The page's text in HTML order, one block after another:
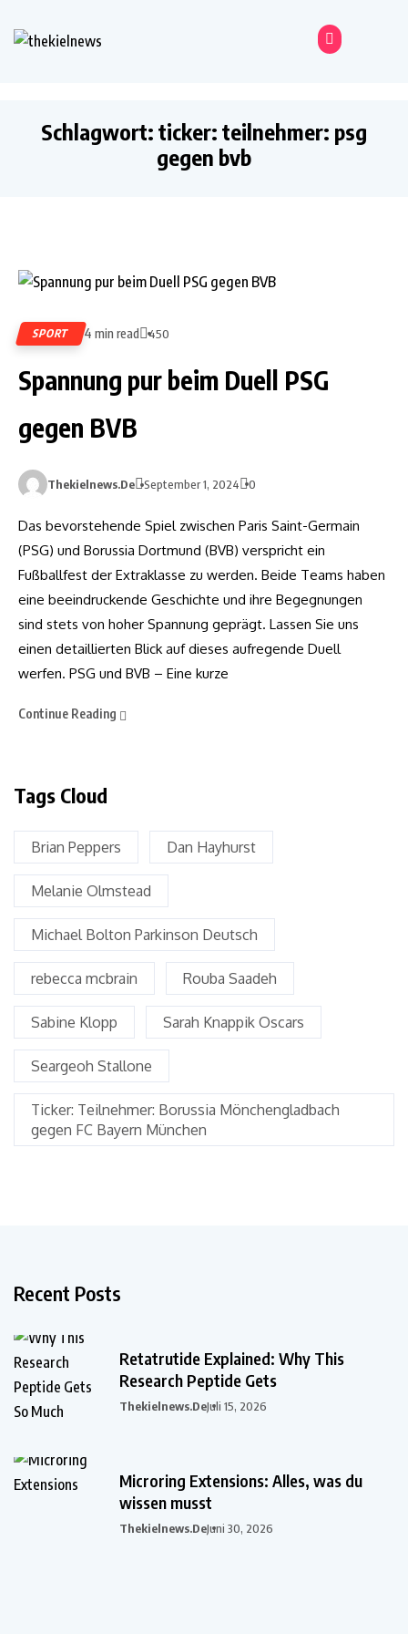
Schlagwort: ticker: teilnehmer: psg
gegen bvb
SPORT 4 min read 450
Spannung pur beim Duell PSG
gegen BVB
Thekielnews.de September 1, 2024 0
Das bevorstehende Spiel zwischen Paris Saint-Germain
(PSG) und Borussia Dortmund (BVB) verspricht ein
Fußballfest der Extraklasse zu werden. Beide Teams haben
eine beeindruckende Geschichte und ihre Begegnungen
sind stets von hoher Spannung geprägt. Lassen Sie uns
einen detaillierten Blick auf dieses aufregende Duell
werfen. PSG und BVB – Eine kurze
Continue Reading
Tags Cloud
Brian Peppers Dan Hayhurst
Melanie Olmstead
Michael Bolton Parkinson Deutsch
rebecca mcbrain Rouba Saadeh
Sabine Klopp Sarah Knappik Oscars
Seargeoh Stallone
Ticker: Teilnehmer: Borussia Mönchengladbach
gegen FC Bayern München
Recent Posts
Retatrutide Explained: Why This
Research Peptide Gets
Thekielnews.deJuli 15, 2026
Microring Extensions: Alles, was du
wissen musst
Thekielnews.deJuni 30, 2026